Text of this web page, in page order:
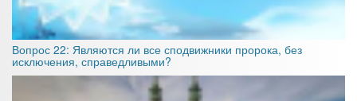
Вопрос 22: Являются ли все сподвижники пророка, без
исключения, справедливыми?